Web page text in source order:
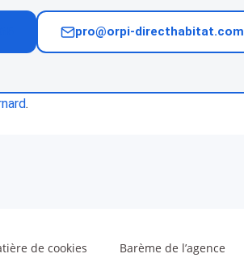
pro@orpi-directhabitat.com
.
de cookies Barème de l’agence